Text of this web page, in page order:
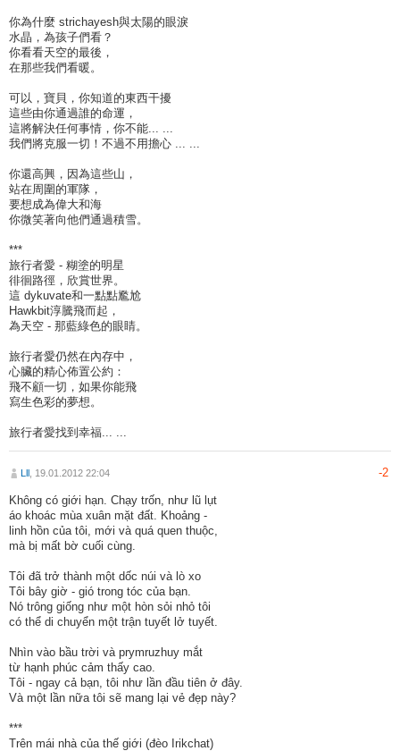
你為什麼 strichayesh與太陽的眼淚
水晶，為孩子們看？
你看看天空的最後，
在那些我們看暖。
可以，寶貝，你知道的東西干擾
這些由你通過誰的命運，
這將解決任何事情，你不能... ...
我們將克服一切！不過不用擔心 ... ...
你還高興，因為這些山，
站在周圍的軍隊，
要想成為偉大和海
你微笑著向他們通過積雪。
***
旅行者愛 - 糊塗的明星
徘徊路徑，欣賞世界。
這 dykuvate和一點點尷尬
Hawkbit淳騰飛而起，
為天空 - 那藍綠色的眼睛。
旅行者愛仍然在內存中，
心臟的精心佈置公約：
飛不顧一切，如果你能飛
寫生色彩的夢想。
旅行者愛找到幸福... ...
Lll , 19.01.2012 22:04 -2
Không có giới hạn. Chạy trốn, như lũ lụt
áo khoác mùa xuân mặt đất. Khoảng -
linh hồn của tôi, mới và quá quen thuộc,
mà bị mất bờ cuối cùng.
Tôi đã trở thành một dốc núi và lò xo
Tôi bây giờ - gió trong tóc của bạn.
Nó trông giống như một hòn sỏi nhỏ tôi
có thể di chuyển một trận tuyết lở tuyết.
Nhìn vào bầu trời và prymruzhuy mắt
từ hạnh phúc cảm thấy cao.
Tôi - ngay cả bạn, tôi như lần đầu tiên ở đây.
Và một lần nữa tôi sẽ mang lại vẻ đẹp này?
***
Trên mái nhà của thế giới (đèo Irikchat)